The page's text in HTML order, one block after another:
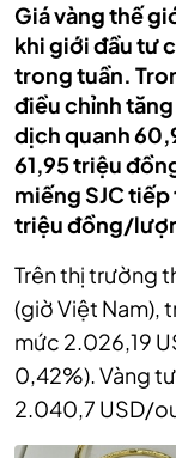
Giá vàng thế
khi giới đầu tư
trong tuần.
điều chỉnh
dịch quanh
61,95 triệu
miếng SJC
triệu đồng/
Trên thị trường
(giờ Việt Nam), trên‏‏ Kitco, giá vàng
mức 2.026,19
0,42%). Vàng
2.040,7 USD/